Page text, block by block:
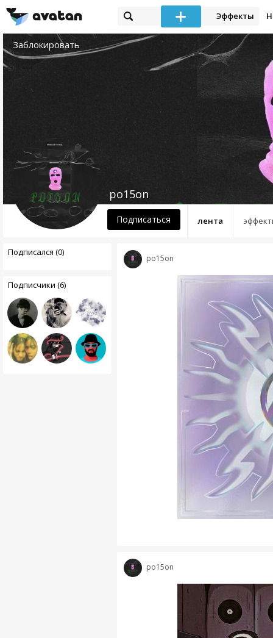
Эффекты
Заблокировать
лента
po15on
Подписаться
Подписался (0)
Подписчики (6)
po15on
po15on